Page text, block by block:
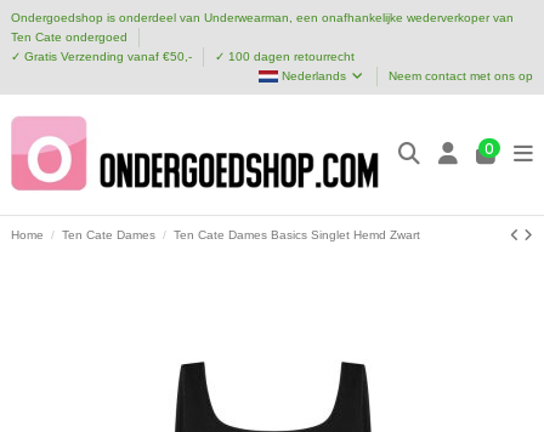
Ondergoedshop is onderdeel van Underwearman, een onafhankelijke wederverkoper van
Ten Cate ondergoed
✓ Gratis Verzending vanaf €50,-
✓ 100 dagen retourrecht
Nederlands
Neem contact met ons op
0
Home Ten Cate Dames Ten Cate Dames Basics Singlet Hemd Zwart